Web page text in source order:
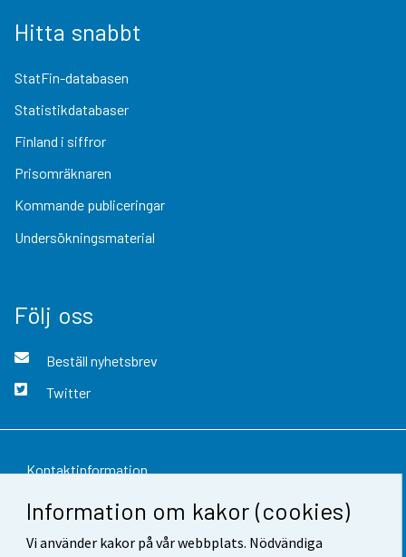
Information om kakor (cookies)
Vi använder kakor på vår webbplats. Nödvändiga
Hitta snabbt
StatFin-databasen
Statistikdatabaser
Finland i siffror
Prisomräknaren
Kommande publiceringar
Undersökningsmaterial
Följ oss
Beställ nyhetsbrev
Twitter
Kontaktinformation
Respons
Användarvillkor